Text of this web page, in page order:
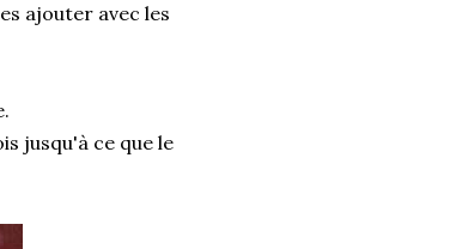
ajouter avec les
jusqu'à ce que le